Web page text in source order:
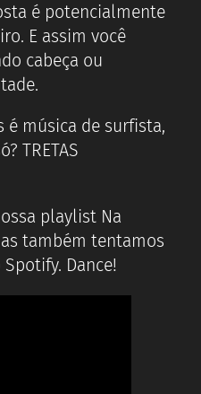
é potencialmente
E assim você
cabeça ou
é música de surfista,
TRETAS
playlist Na
também tentamos
Dance!